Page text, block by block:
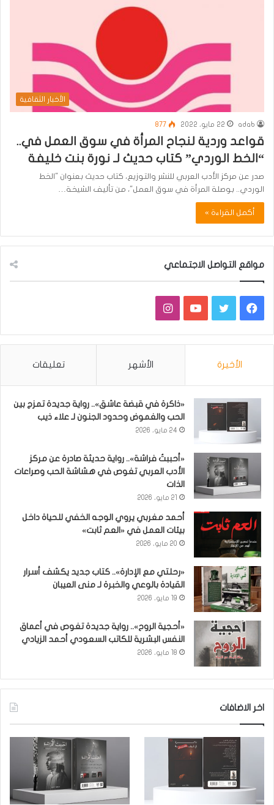
الأخبار الثقافية
adab 22 مايو، 2022 877
قواعد وردية لنجاح المرأة في سوق العمل في..
“الخط الوردي” كتاب حديث لـ نورة بنت خليفة
صدر عن مركز الأدب العربي للنشر والتوزيع، كتاب حديث بعنوان "الخط
الوردي.. بوصلة المرأة في سوق العمل"، من تأليف الشيخة…
أكمل القراءة »
مواقع التواصل الاجتماعي
فيسبوكتويتر يوتيوبانستقرام
الأخيرة الأشهر تعليقات
«ذاكرة في قبضة عاشق».. رواية جديدة تمزج بين
الحب والغموض وحدود الجنون لـ علاء ذيب
24 مايو، 2026
«أحببتُ فراشة».. رواية حديثة صادرة عن مركز
الأدب العربي تغوص في هشاشة الحب وصراعات
الذات
21 مايو، 2026
أحمد مغربي يروي الوجه الخفي للحياة داخل
بيئات العمل في «العم ثابت»
20 مايو، 2026
«رحلتي مع الإدارة».. كتاب جديد يكشف أسرار
القيادة بالوعي والخبرة لـ منى العيبان
19 مايو، 2026
«أحجية الروح».. رواية جديدة تغوص في أعماق
النفس البشرية للكاتب السعودي أحمد الزيادي
18 مايو، 2026
اخر الاضافات